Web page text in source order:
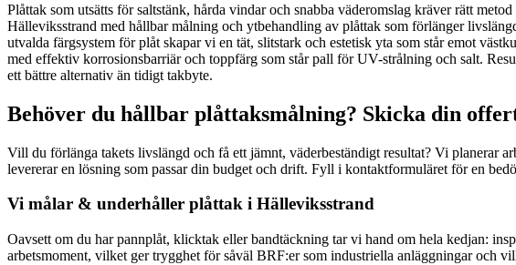
Plåttak som utsätts för saltstänk, hårda vindar och snabba väderomslag kräver rätt
Hälleviksstrand med hållbar målning och ytbehandling av plåttak som förlänger
utvalda färgsystem för plåt skapar vi en tät, slitstark och estetisk yta som står emot
med effektiv korrosionsbarriär och toppfärg som står pall för UV-strålning och salt.
ett bättre alternativ än tidigt takbyte.
Behöver du hållbar plåttaksmålning? Skicka din
Vill du förlänga takets livslängd och få ett jämnt, väderbeständigt resultat? Vi planerar
levererar en lösning som passar din budget och drift. Fyll i kontaktformuläret för en
Vi målar & underhåller plåttak i Hälleviksstrand
Oavsett om du har pannplåt, klicktak eller bandtäckning tar vi hand om hela kedjan:
arbetsmoment, vilket ger trygghet för såväl BRF:er som industriella anläggningar och